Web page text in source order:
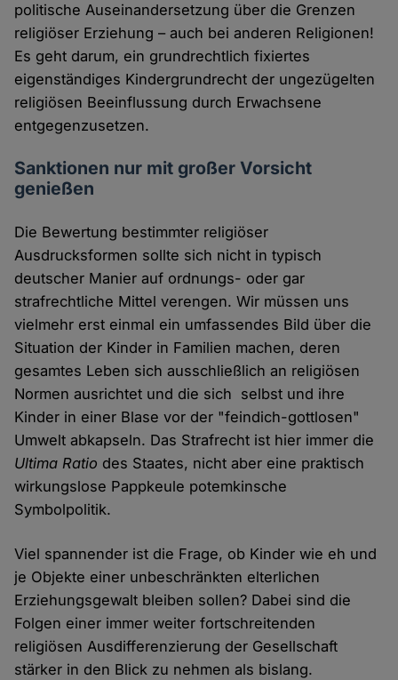
politische Auseinandersetzung über die Grenzen
religiöser Erziehung – auch bei anderen Religionen!
Es geht darum, ein grundrechtlich fixiertes
eigenständiges Kindergrundrecht der ungezügelten
religiösen Beeinflussung durch Erwachsene
entgegenzusetzen.
Sanktionen nur mit großer Vorsicht
genießen
Die Bewertung bestimmter religiöser
Ausdrucksformen sollte sich nicht in typisch
deutscher Manier auf ordnungs- oder gar
strafrechtliche Mittel verengen. Wir müssen uns
vielmehr erst einmal ein umfassendes Bild über die
Situation der Kinder in Familien machen, deren
gesamtes Leben sich ausschließlich an religiösen
Normen ausrichtet und die sich selbst und ihre
Kinder in einer Blase vor der "feindich-gottlosen"
Umwelt abkapseln. Das Strafrecht ist hier immer die
Ultima Ratio des Staates, nicht aber eine praktisch
wirkungslose Pappkeule potemkinsche
Symbolpolitik.
Viel spannender ist die Frage, ob Kinder wie eh und
je Objekte einer unbeschränkten elterlichen
Erziehungsgewalt bleiben sollen? Dabei sind die
Folgen einer immer weiter fortschreitenden
religiösen Ausdifferenzierung der Gesellschaft
stärker in den Blick zu nehmen als bislang.